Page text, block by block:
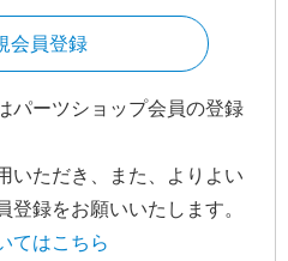
会員登録
パーツショップ会員の登録
いただき、また、よりよい
録をお願いいたします。
てはこちら